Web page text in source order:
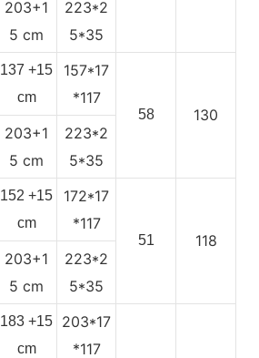
203+1
5 cm
223*2
5*35
137 +15
cm
157*17
*117
58
130
203+1
5 cm
223*2
5*35
152 +15
cm
172*17
*117
51
118
203+1
5 cm
223*2
5*35
183 +15
cm
203*17
*117